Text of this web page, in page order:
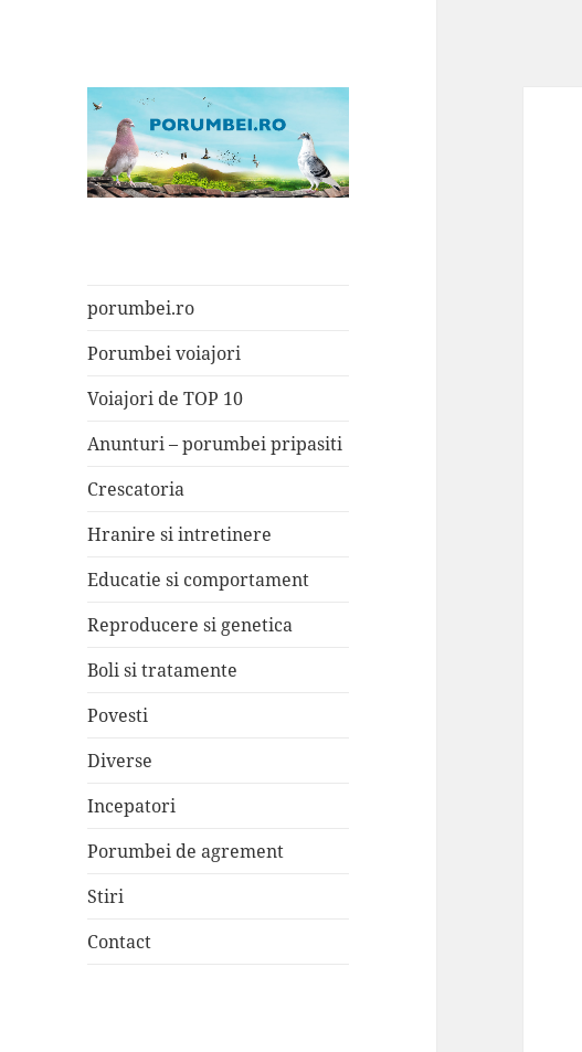
porumbei.ro
Porumbei voiajori
Voiajori de TOP 10
Anunturi – porumbei pripasiti
Crescatoria
Hranire si intretinere
Educatie si comportament
Reproducere si genetica
Boli si tratamente
Povesti
Diverse
Incepatori
Porumbei de agrement
Stiri
Contact